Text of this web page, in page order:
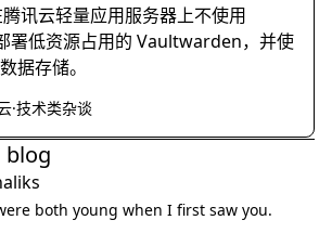
讯云轻量应用服务器上不使用
署低资源占用的 Vaultwarden，并使
据存储。
·技术类杂谈
blog
both young when I first saw you.